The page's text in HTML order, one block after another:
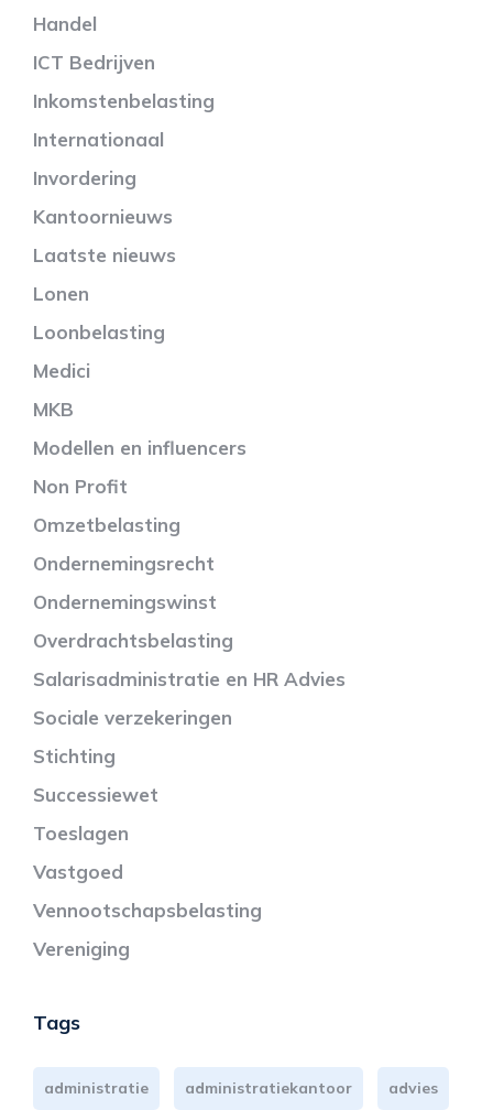
Handel
ICT Bedrijven
Inkomstenbelasting
Internationaal
Invordering
Kantoornieuws
Laatste nieuws
Lonen
Loonbelasting
Medici
MKB
Modellen en influencers
Non Profit
Omzetbelasting
Ondernemingsrecht
Ondernemingswinst
Overdrachtsbelasting
Salarisadministratie en HR Advies
Sociale verzekeringen
Stichting
Successiewet
Toeslagen
Vastgoed
Vennootschapsbelasting
Vereniging
Tags
administratie administratiekantoor advies